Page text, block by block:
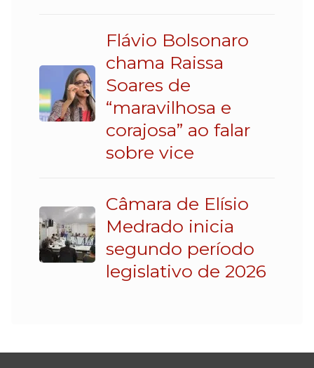
Flávio Bolsonaro
chama Raissa
Soares de
“maravilhosa e
corajosa” ao falar
sobre vice
Câmara de Elísio
Medrado inicia
segundo período
legislativo de 2026